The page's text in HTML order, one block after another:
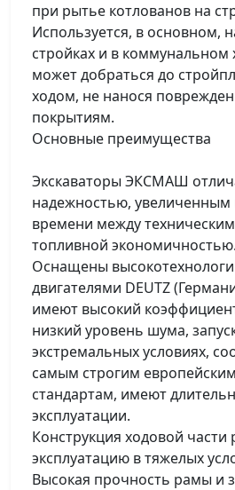
при рытье котлованов на
Используется, в основном,
стройках и в коммунальном
может добраться до
ходом, не нанося
покрытиям.
Основные преимущества
Экскаваторы ЭКСМАШ
надежностью, увеличенным
времени между
топливной экономичностью.
Оснащены
двигателями DEUTZ
имеют высокий
низкий уровень шума,
экстремальных условиях,
самым строгим
стандартам, имеют
эксплуатации.
Конструкция ходовой части
эксплуатацию в тяжелых
Высокая прочность рамы и